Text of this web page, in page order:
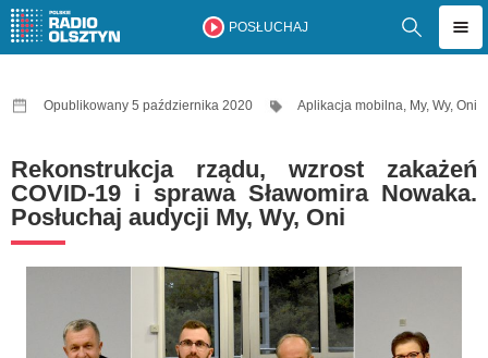
POSŁUCHAJ
Opublikowany 5 października 2020 Aplikacja mobilna, My, Wy, Oni
Rekonstrukcja rządu, wzrost zakażeń
COVID-19 i sprawa Sławomira Nowaka.
Posłuchaj audycji My, Wy, Oni